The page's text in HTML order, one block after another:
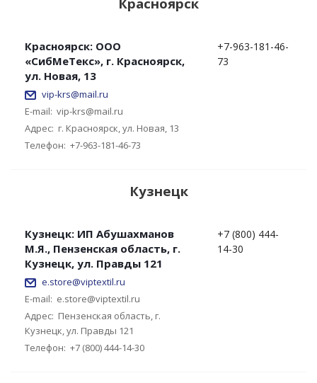
Красноярск: ООО
«СибМеТекс», г. Красноярск,
ул. Новая, 13
vip-krs@mail.ru
E-mail: vip-krs@mail.ru
Адрес: г. Красноярск, ул. Новая, 13
Телефон: +7-963-181-46-73
+7-963-181-46-
73
Кузнецк
Кузнецк: ИП Абушахманов
М.Я., Пензенская область, г.
Кузнецк, ул. Правды 121
e.store@viptextil.ru
E-mail: e.store@viptextil.ru
Адрес: Пензенская область, г.
Кузнецк, ул. Правды 121
Телефон: +7 (800) 444-14-30
+7 (800) 444-
14-30